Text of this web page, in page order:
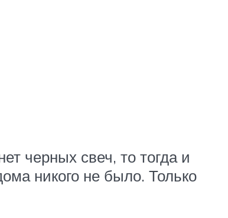
черных свеч, то тогда и
никого не было. Только